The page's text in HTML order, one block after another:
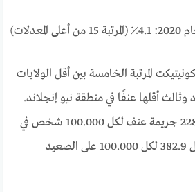
المعدلات)
المرتبة الخامسة بين أقل الولايات
وثالث أقلها عنفًا في منطقة نيو إنجلاند.
وسجلت 228.0 جريمة عنف لكل 100.000 شخص في
الولاية مقابل 382.9 لكل 100.000 على الصعيد